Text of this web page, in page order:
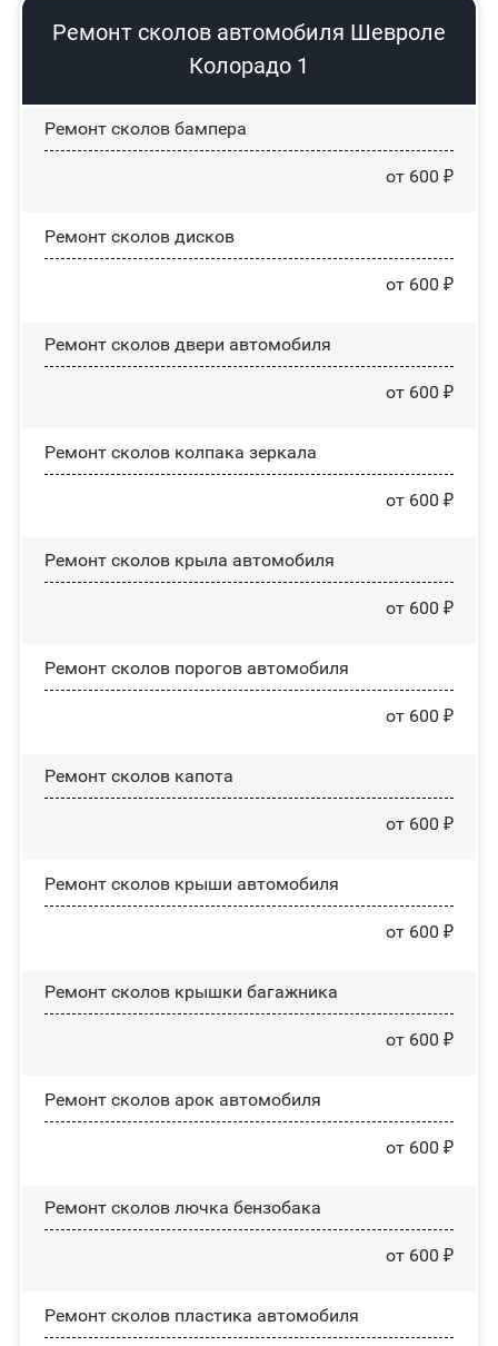
Ремонт сколов автомобиля Шевроле
Колорадо 1
Ремонт сколов бампера
от 600 ₽
Ремонт сколов дисков
от 600 ₽
Ремонт сколов двери автомобиля
от 600 ₽
Ремонт сколов колпака зеркала
от 600 ₽
Ремонт сколов крыла автомобиля
от 600 ₽
Ремонт сколов порогов автомобиля
от 600 ₽
Ремонт сколов капота
от 600 ₽
Ремонт сколов крыши автомобиля
от 600 ₽
Ремонт сколов крышки багажника
от 600 ₽
Ремонт сколов арок автомобиля
от 600 ₽
Ремонт сколов лючка бензобака
от 600 ₽
Ремонт сколов пластика автомобиля